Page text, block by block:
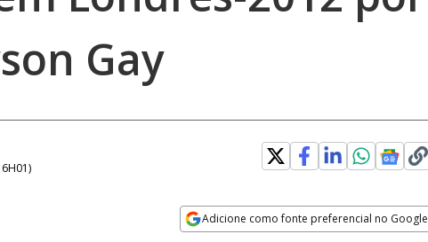
Gay
)
Adicione como fonte preferencial no Google